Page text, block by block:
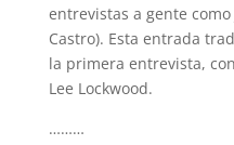
entrevistas a gente
Castro). Esta entrada
la primera entrevista,
Lee Lockwood.
………